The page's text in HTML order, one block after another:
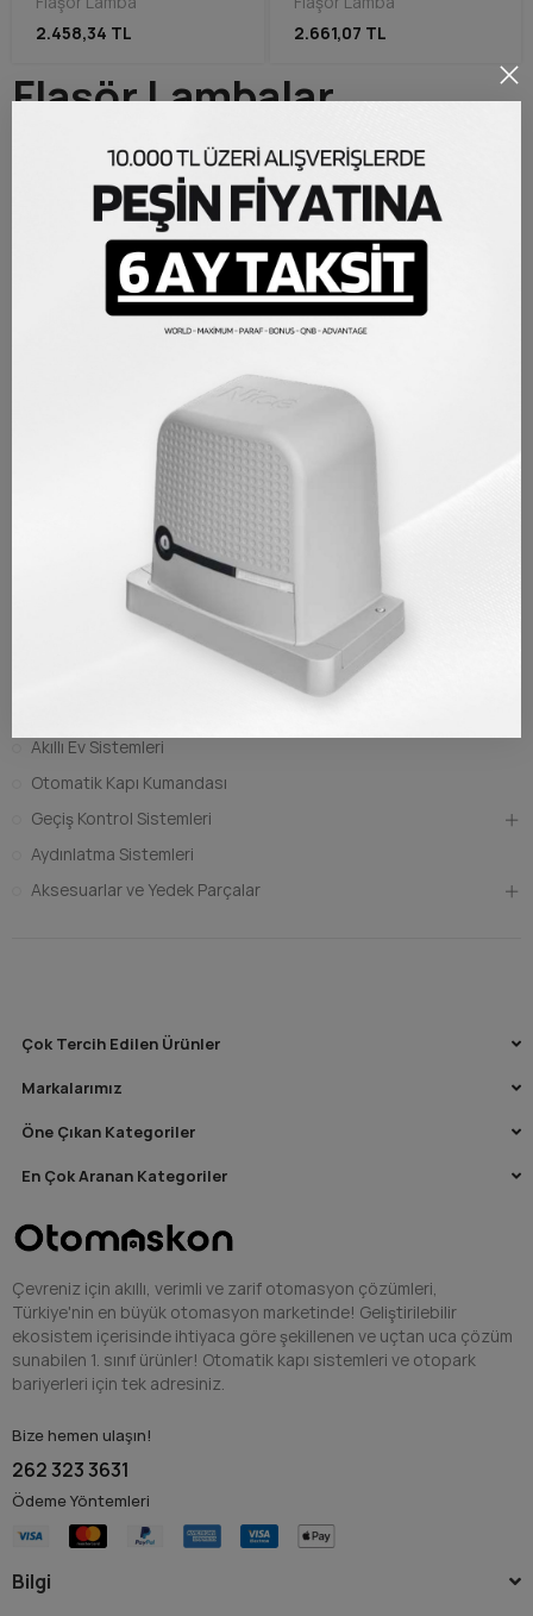
2.458,34 TL
2.661,07 TL
Flaşör Lambalar
Flaşör lamba ürünlerimiz tüm kapı ve bariyer gibi otomatik geçiş
sistemleri için kullanılabilen, sistemin çalışır halde olduğunu
çalışma halinde bildirme görevi gören ürünlerdir. Aynı zamanda bu
fonksiyonlarına ek olarak birçok modelde anten de mevcuttur ve
sistemdeki kumandaların daha uzaktan çalışabilmesi için anten
görevide görmektedirler. Kapı motoru flaşör veya bariyer flaşörü
gibi isimler ile bilinmektedirler. Uyarı lambası veya ikaz lambası
olarak adlandıranlarda mevcuttur. Flaşör lamba ürünleri 12-24 veya
220 volt ile çalışabilirler ve ürünlere uyumluluğu bu hususta
değerlendirilir. 24V DC motorlarda 24V özellikli flaşör lamba
ürünleri tercih edilmelidir. Nadirde olsa tüm voltajlar ile çalışma
özelliği olan flaşör lamba ürünleride mevcuttur. Bu detayları ürün
sayfasındaki özellikler veya açıklama kısmında bulabilirsiniz.
Akıllı Ev Sistemleri
Otomatik Kapı Kumandası
Geçiş Kontrol Sistemleri
Aydınlatma Sistemleri
Aksesuarlar ve Yedek Parçalar
Çok Tercih Edilen Ürünler
Markalarımız
Öne Çıkan Kategoriler
En Çok Aranan Kategoriler
Çevreniz için akıllı, verimli ve zarif otomasyon çözümleri,
Türkiye'nin en büyük otomasyon marketinde! Geliştirilebilir
ekosistem içerisinde ihtiyaca göre şekillenen ve uçtan uca çözüm
sunabilen 1. sınıf ürünler! Otomatik kapı sistemleri ve otopark
bariyerleri için tek adresiniz.
Bize hemen ulaşın!
262 323 3631
Ödeme Yöntemleri
Bilgi